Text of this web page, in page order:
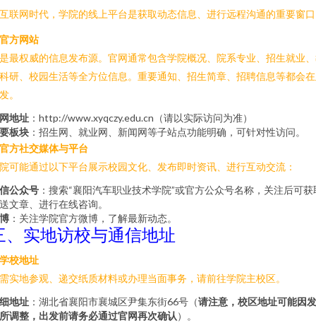
联网时代，学院的线上平台是获取动态信息、进行远程沟通的重要窗
官方网站
最权威的信息发布源。官网通常包含学院概况、院系专业、招生就业
研、校园生活等全方位信息。重要通知、招生简章、招聘信息等都会
。
地址 ：http://www.xyqczy.edu.cn（请以实际访问为准）
板块 ：招生网、就业网、新闻网等子站点功能明确，可针对性访问。
官方社交媒体与平台
可能通过以下平台展示校园文化、发布即时资讯、进行互动交流：
公众号 ：搜索“襄阳汽车职业技术学院”或官方公众号名称，关注后可获
文章、进行在线咨询。
：关注学院官方微博，了解最新动态。
、实地访校与通信地址
学校地址
实地参观、递交纸质材料或办理当面事务，请前往学院主校区。
地址 ：湖北省襄阳市襄城区尹集东街66号（请注意，校区地址可能因
调整，出发前请务必通过官网再次确认）。